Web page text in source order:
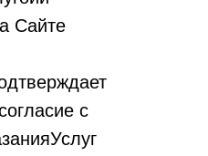
Сайте
с